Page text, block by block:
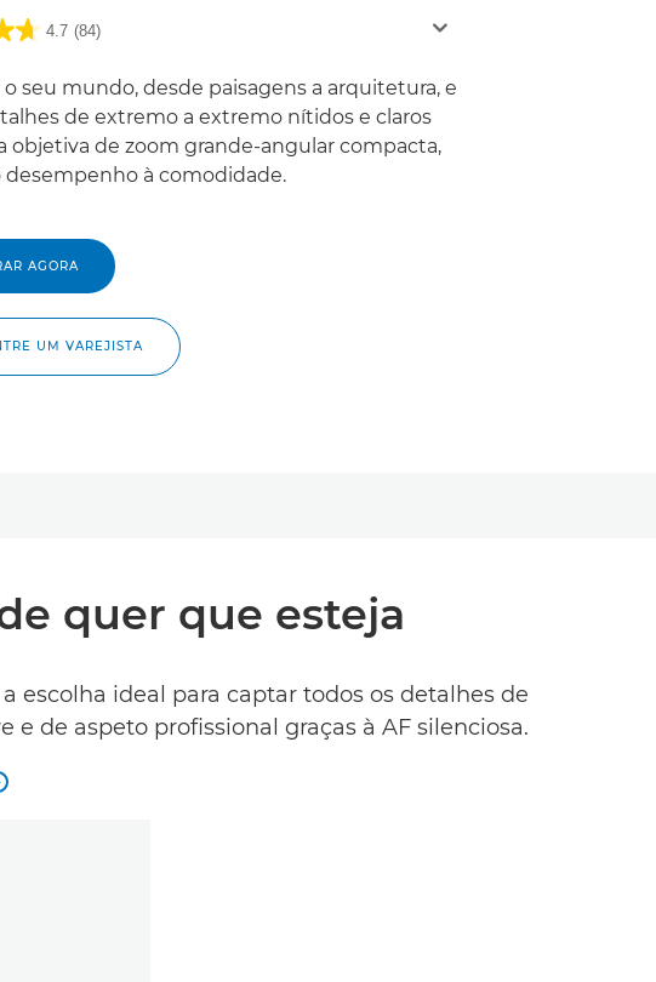
4.7 (84)
o seu mundo, desde paisagens a arquitetura, e
de extremo a extremo nítidos e claros
objetiva de zoom grande-angular compacta,
desempenho à comodidade.
AGORA
UM VAREJISTA
quer que esteja
escolha ideal para captar todos os detalhes de
de aspeto profissional graças à AF silenciosa.